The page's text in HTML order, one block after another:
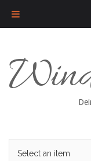
content